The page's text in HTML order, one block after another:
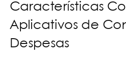
Características
Aplicativos de
Despesas